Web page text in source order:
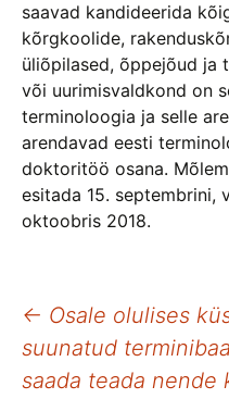
saavad kandideerida
kõrgkoolide,
üliõpilased, õppejõud ja
või uurimisvaldkond on
terminoloogia ja selle
arendavad eesti
doktoritöö osana.
esitada 15. septembrini,
oktoobris 2018.
Postituste
töölaud
← Osale olulises
suunatud
saada teada nende